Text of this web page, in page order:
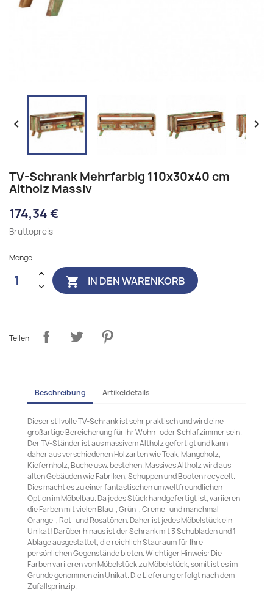
 
TV-Schrank Mehrfarbig 110x30x40 cm
Altholz Massiv
174,34 €
Bruttopreis
Menge
 IN DEN WARENKORB
Teilen
Beschreibung Artikeldetails
Dieser stilvolle TV-Schrank ist sehr praktisch und wird eine
großartige Bereicherung für Ihr Wohn- oder Schlafzimmer sein.
Der TV-Ständer ist aus massivem Altholz gefertigt und kann
daher aus verschiedenen Holzarten wie Teak, Mangoholz,
Kiefernholz, Buche usw. bestehen. Massives Altholz wird aus
alten Gebäuden wie Fabriken, Schuppen und Booten recycelt.
Dies macht es zu einer fantastischen umweltfreundlichen
Option im Möbelbau. Da jedes Stück handgefertigt ist, variieren
die Farben mit vielen Blau-, Grün-, Creme- und manchmal
Orange-, Rot- und Rosatönen. Daher ist jedes Möbelstück ein
Unikat! Darüber hinaus ist der Schrank mit 3 Schubladen und 1
Ablage ausgestattet, die reichlich Stauraum für Ihre
persönlichen Gegenstände bieten. Wichtiger Hinweis: Die
Farben variieren von Möbelstück zu Möbelstück, somit ist es im
Grunde genommen ein Unikat. Die Lieferung erfolgt nach dem
Zufallsprinzip.